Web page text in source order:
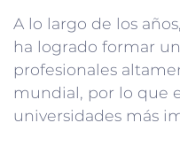
A lo largo de los
ha logrado formar
profesionales
mundial, por lo que
universidades más